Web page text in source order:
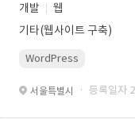
개발
웹
기타(웹사이트 구축)
WordPress
서울특별시 · 등록일자